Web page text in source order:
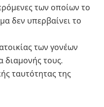
των οποίων το
δεν υπερβαίνει το
των γονέων
διαμονής τους.
ταυτότητας της